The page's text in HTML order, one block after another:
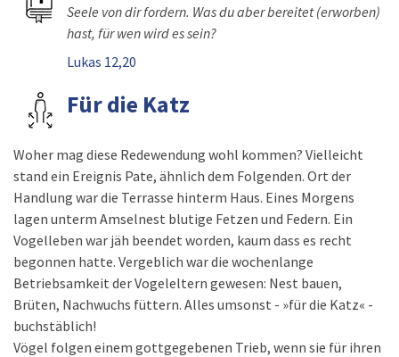
Seele von dir fordern. Was du aber bereitet (erworben)
hast, für wen wird es sein?
Lukas 12,20
Für die Katz
Woher mag diese Redewendung wohl kommen? Vielleicht
stand ein Ereignis Pate, ähnlich dem Folgenden. Ort der
Handlung war die Terrasse hinterm Haus. Eines Morgens
lagen unterm Amselnest blutige Fetzen und Federn. Ein
Vogelleben war jäh beendet worden, kaum dass es recht
begonnen hatte. Vergeblich war die wochenlange
Betriebsamkeit der Vogeleltern gewesen: Nest bauen,
Brüten, Nachwuchs füttern. Alles umsonst - »für die Katz« -
buchstäblich!
Vögel folgen einem gottgegebenen Trieb, wenn sie für ihren